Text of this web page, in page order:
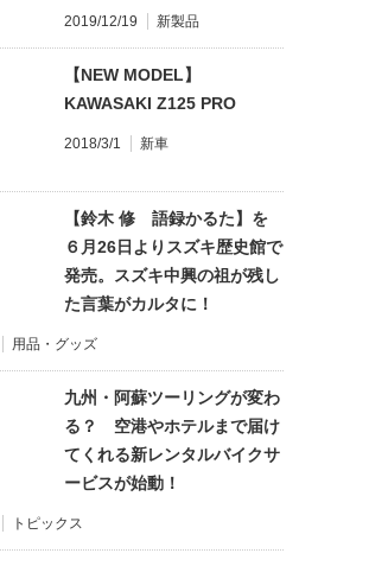
2019/12/19 新製品
【NEW MODEL】
KAWASAKI Z125 PRO
2018/3/1 新車
【鈴木 修 語録かるた】を
６月26日よりスズキ歴史館で
発売。スズキ中興の祖が残し
た言葉がカルタに！
用品・グッズ
九州・阿蘇ツーリングが変わ
る？ 空港やホテルまで届け
てくれる新レンタルバイクサ
ービスが始動！
トピックス